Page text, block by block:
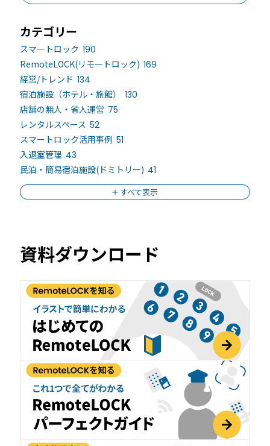
カテゴリー
スマートロック 190
RemoteLOCK(リモートロック) 169
経営/トレンド 134
宿泊施設（ホテル・旅館）
130
店舗の無人・省人運営 75
レンタルスペース 52
スマートロック活用事例 51
入退室管理 43
民泊・簡易宿泊施設(ドミトリー) 41
すべて表示
資料ダウンロード